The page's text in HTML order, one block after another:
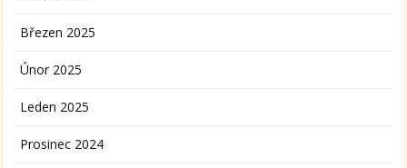
Březen 2025
Únor 2025
Leden 2025
Prosinec 2024